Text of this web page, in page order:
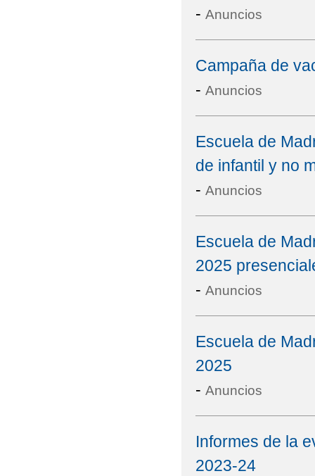
- Anuncios
Campaña de
- Anuncios
Escuela de
de infantil y no
- Anuncios
Escuela de
2025
- Anuncios
Escuela de
2025
- Anuncios
Informes de la
2023-24